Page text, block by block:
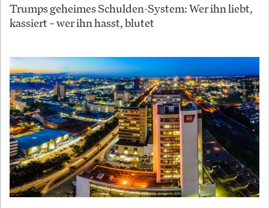
Trumps geheimes Schulden-System: Wer ihn liebt,
kassiert – wer ihn hasst, blutet